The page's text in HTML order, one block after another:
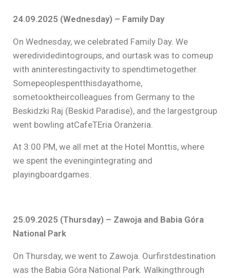
24.09.2025 (Wednesday) – Family Day
On Wednesday, we celebrated Family Day. We
weredividedintogroups, and ourtask was to comeup
with aninterestingactivity to spendtimetogether.
Somepeoplespentthisdayathome,
sometooktheircolleagues from Germany to the
Beskidzki Raj (Beskid Paradise), and the largestgroup
went bowling atCafeTEria Oranżeria.
At 3:00 PM, we all met at the Hotel Monttis, where
we spent the eveningintegrating and
playingboardgames.
25.09.2025 (Thursday) – Zawoja and Babia Góra
National Park
On Thursday, we went to Zawoja. Ourfirstdestination
was the Babia Góra National Park. Walkingthrough